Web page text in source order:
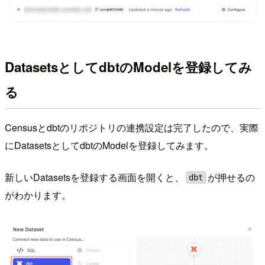
DatasetsとしてdbtのModelを登録してみ
る
Censusとdbtのリポジトリの連携設定は完了したので、実際
にDatasetsとしてdbtのModelを登録してみます。
新しいDatasetsを登録する画面を開くと、 dbt
が押せるの
がわかります。